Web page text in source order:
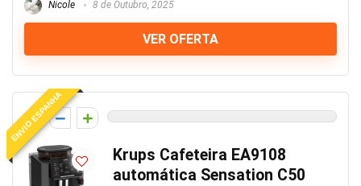
Nicole 8 de Outubro, 2025
VER OFERTA
ENVIO ESPANHA
0
Krups Cafeteira EA9108
automática Sensation C50